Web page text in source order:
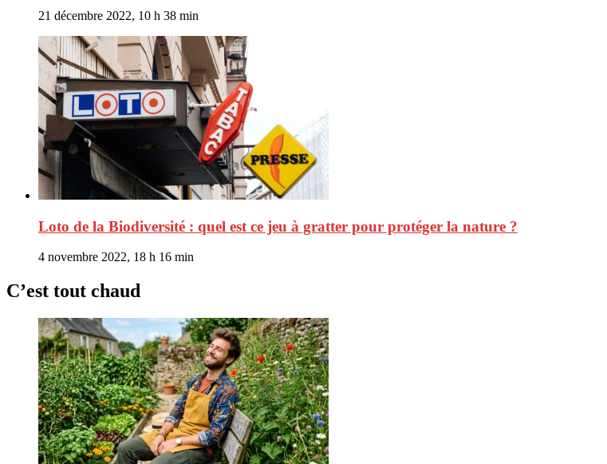
21 décembre 2022, 10 h 38 min
Loto de la Biodiversité : quel est ce jeu à gratter pour protéger la nature ?
4 novembre 2022, 18 h 16 min
C’est tout chaud